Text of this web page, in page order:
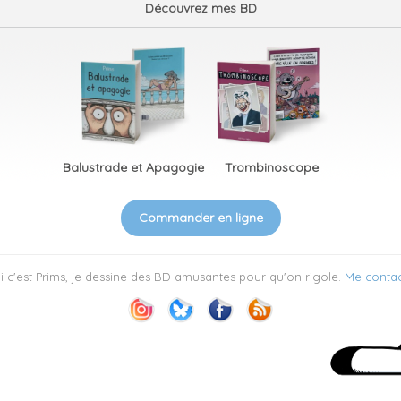
Découvrez mes BD
Balustrade et Apagogie Trombinoscope
Commander en ligne
c'est Prims, je dessine des BD amusantes pour qu'on rigole. Me